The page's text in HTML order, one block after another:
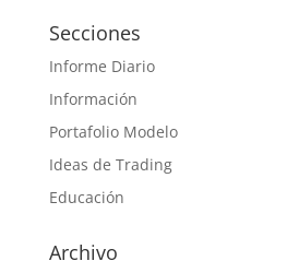
Secciones
Informe Diario
Información
Portafolio Modelo
Ideas de Trading
Educación
Archivo